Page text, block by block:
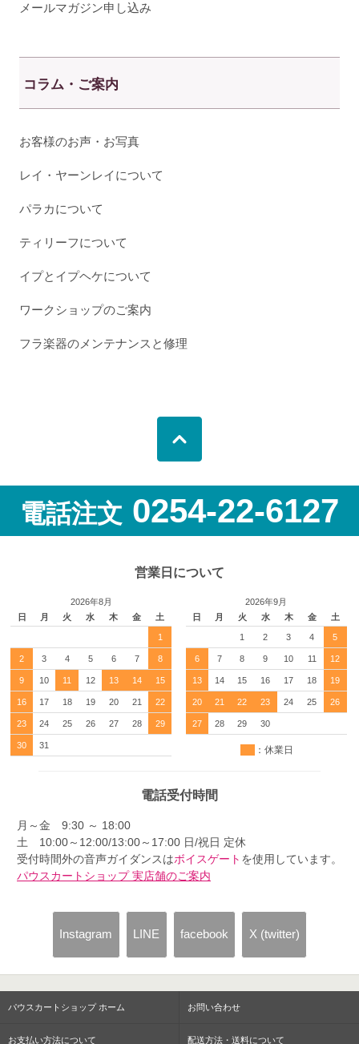
メールマガジン申し込み
コラム・ご案内
お客様のお声・お写真
レイ・ヤーンレイについて
パラカについて
ティリーフについて
イプとイプヘケについて
ワークショップのご案内
フラ楽器のメンテナンスと修理
電話注文 0254-22-6127
営業日について
2026年8月
日
月 火 水 木 金 土
1
2 3 4 5 6 7 8
9 10 11 12 13 14 15
16 17 18 19 20 21 22
23 24 25 26 27 28 29
30 31
2026年9月
日
月 火 水 木 金 土
1 2 3 4 5
6 7 8 9 10 11 12
13 14 15 16 17 18 19
20 21 22 23 24 25 26
27 28 29 30
：休業日
電話受付時間
月～金 9:30 ～ 18:00
土 10:00～12:00/13:00～17:00 日/祝日 定休
受付時間外の音声ガイダンスはボイスゲート を使用しています。
パウスカートショップ 実店舗のご案内
Instagram LINE facebook X (twitter)
パウスカートショップ ホーム お問い合わせ
お支払い方法について 配送方法・送料について